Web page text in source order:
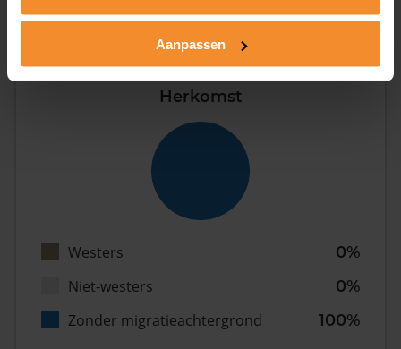
Aanpassen
Herkomst
Westers
0%
Niet-westers
0%
Zonder migratieachtergrond
100%